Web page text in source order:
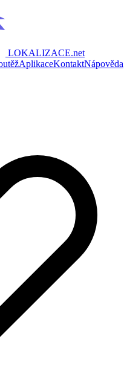
LOKALIZACE.net
AplikaceKontaktNápověda